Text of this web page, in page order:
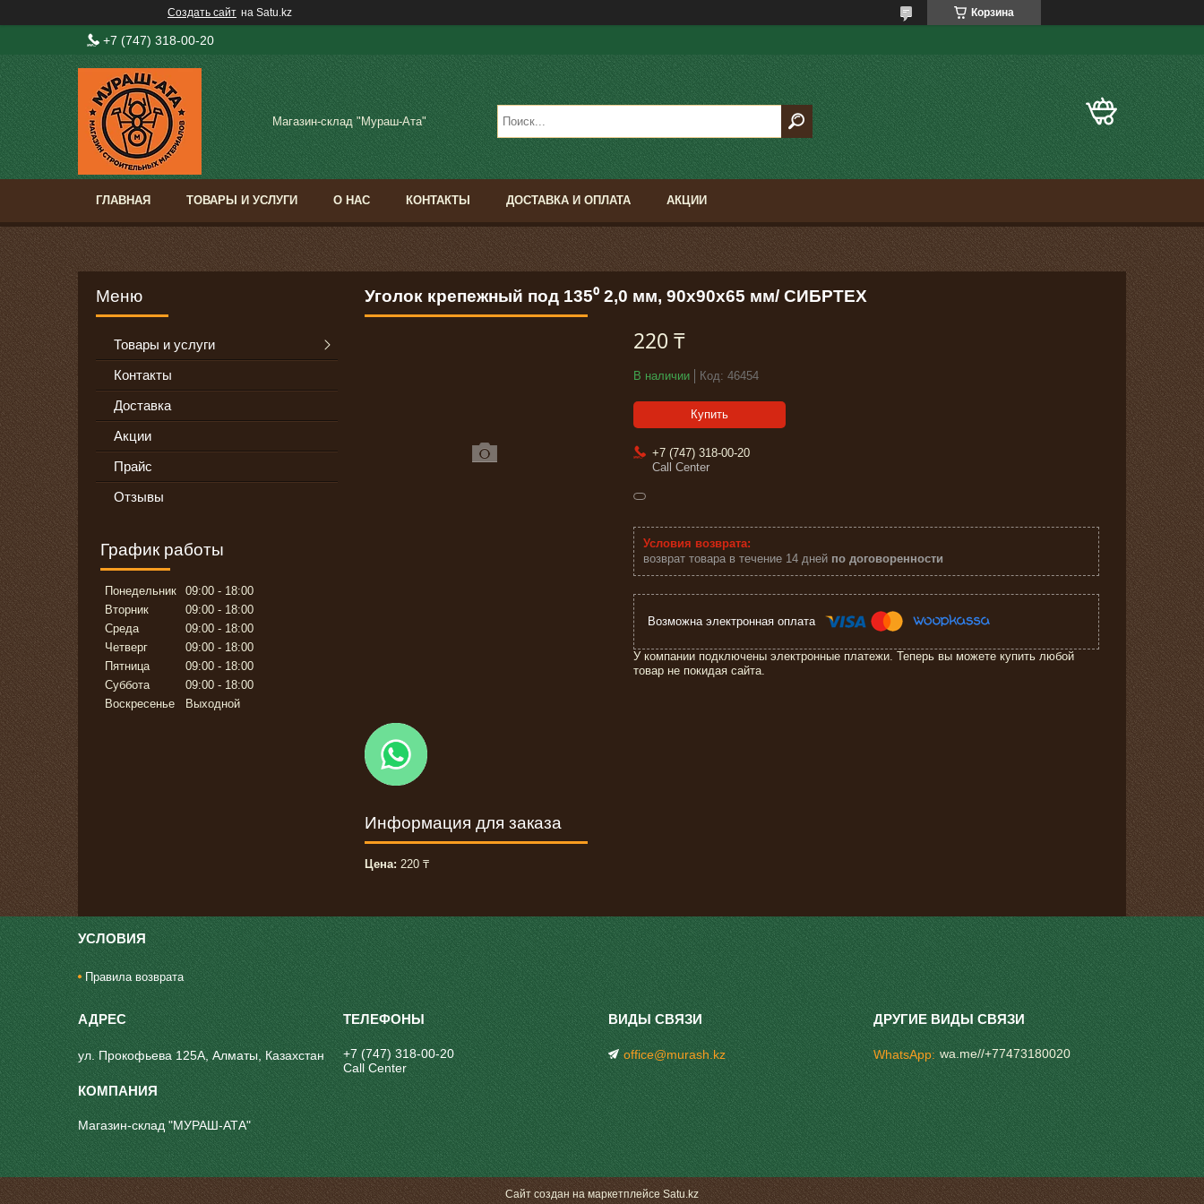
Создать сайт на Satu.kz Корзина
+7 (747) 318-00-20
Магазин-склад "Мураш-Ата"
ГЛАВНАЯ ТОВАРЫ И УСЛУГИ О НАС КОНТАКТЫ ДОСТАВКА И ОПЛАТА АКЦИИ
Уголок крепежный под 135⁰ 2,0 мм, 90x90x65 мм/ СИБРТЕХ
220 ₸
В наличии Код: 46454
Купить
+7 (747) 318-00-20
Call Center
возврат товара в течение 14 дней по договоренности
У компании подключены электронные платежи. Теперь вы можете купить любой
товар не покидая сайта.
Информация для заказа
Цена: 220 ₸
Товары и услуги
Контакты
Доставка
Акции
Прайс
Отзывы
График работы
Понедельник 09:00
18:00
Вторник
09:00
18:00
Среда
09:00
18:00
Четверг
09:00
18:00
Пятница
09:00
18:00
Суббота
09:00
18:00
Воскресенье
Выходной
УСЛОВИЯ
Правила возврата
ул. Прокофьева 125А, Алматы, Казахстан
Магазин-склад "МУРАШ-АТА"
+7 (747) 318-00-20
Call Center
office@murash.kz WhatsApp wa.me//+77473180020
Сайт создан на маркетплейсеSatu.kz